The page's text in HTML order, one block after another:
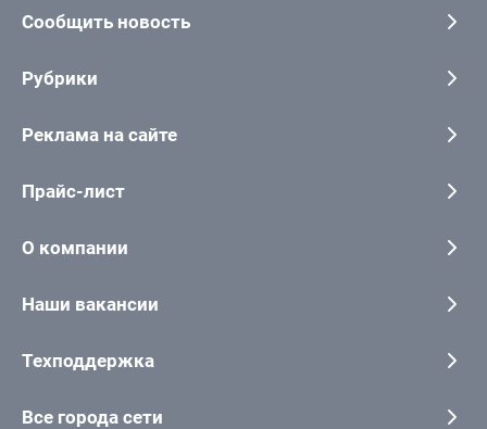
Сообщить новость
Рубрики
Реклама на сайте
Прайс-лист
О компании
Наши вакансии
Техподдержка
Все города сети